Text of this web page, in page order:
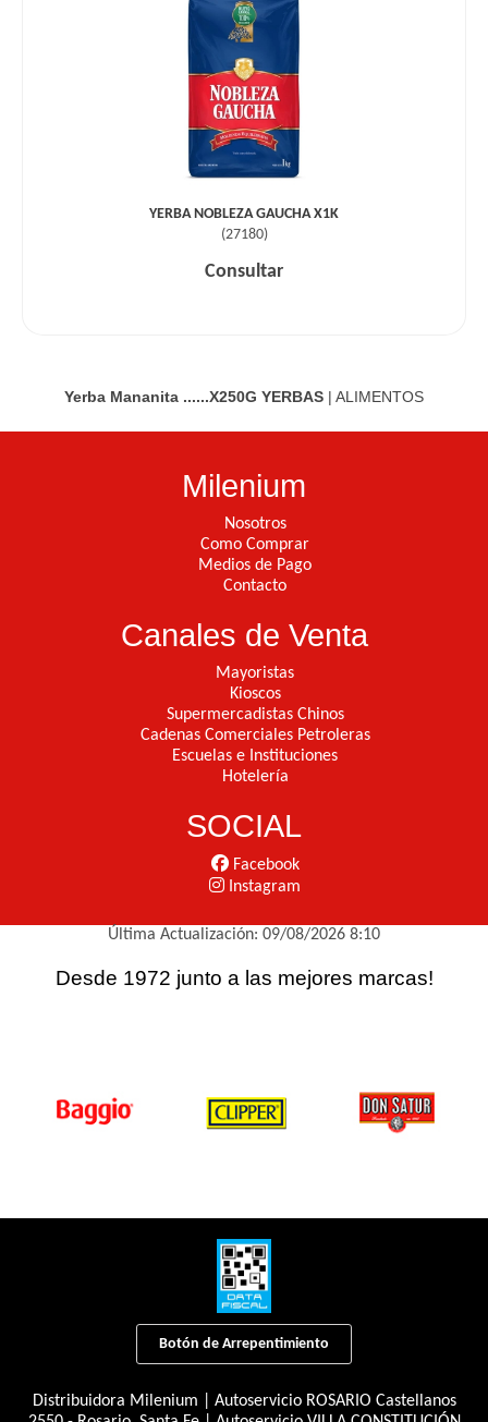
YERBA NOBLEZA GAUCHA X1K
(27180)
Consultar
Yerba Mananita ......X250G YERBAS | ALIMENTOS
Milenium
Nosotros
Como Comprar
Medios de Pago
Contacto
Canales de Venta
Mayoristas
Kioscos
Supermercadistas Chinos
Cadenas Comerciales Petroleras
Escuelas e Instituciones
Hotelería
SOCIAL
Facebook
Instagram
Última Actualización: 09/08/2026 8:10
Desde 1972 junto a las mejores marcas!
Botón de Arrepentimiento
Distribuidora Milenium | Autoservicio ROSARIO Castellanos